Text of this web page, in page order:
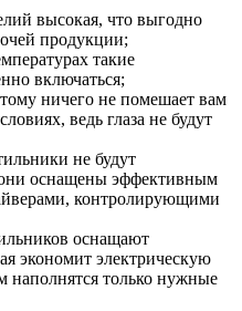
высокая, что выгодно
продукции;
такие
включаться;
ничего не помешает вам
ведь глаза не будут
не будут
они оснащены эффективным
контролирующими
оснащают
экономит электрическую
наполнятся только нужные